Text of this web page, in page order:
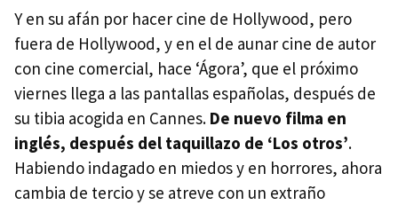
Y en su afán por hacer cine de Hollywood, pero
fuera de Hollywood, y en el de aunar cine de autor
con cine comercial, hace ‘Ágora’, que el próximo
viernes llega a las pantallas españolas, después de
su tibia acogida en Cannes. De nuevo filma en
inglés, después del taquillazo de ‘Los otros’.
Habiendo indagado en miedos y en horrores, ahora
cambia de tercio y se atreve con un extraño